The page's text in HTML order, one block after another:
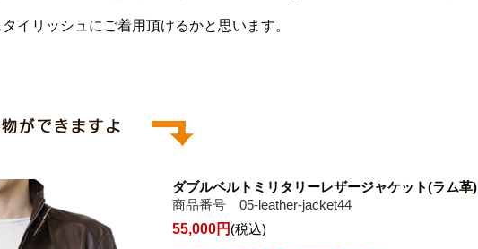
イリッシュにご着用頂けるかと思います。
ダブルベルトミリタリーレザージャケット(ラム革)
商品番号 05-leather-jacket44
55,000円 (税込)